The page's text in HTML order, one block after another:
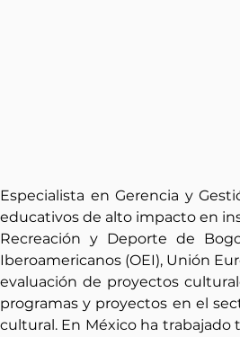
Especialista en Gerencia y
educativos de alto impacto en
Recreación y Deporte de
Iberoamericanos (OEI), Unión
evaluación de proyectos
programas y proyectos en el
cultural. En México ha trabajado